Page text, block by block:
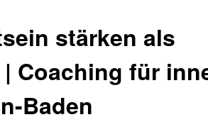
stärken als
Coaching für
Baden